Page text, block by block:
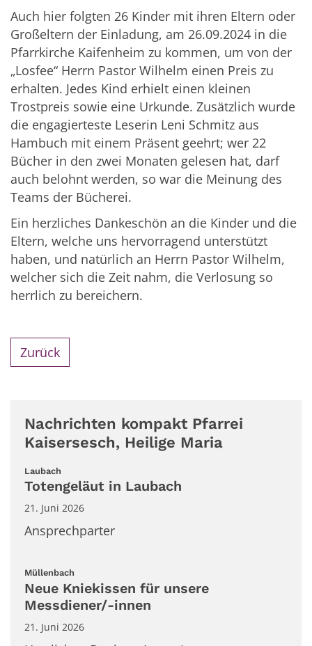
Auch hier folgten 26 Kinder mit ihren Eltern oder
Großeltern der Einladung, am 26.09.2024 in die
Pfarrkirche Kaifenheim zu kommen, um von der
„Losfee“ Herrn Pastor Wilhelm einen Preis zu
erhalten. Jedes Kind erhielt einen kleinen
Trostpreis sowie eine Urkunde. Zusätzlich wurde
die engagierteste Leserin Leni Schmitz aus
Hambuch mit einem Präsent geehrt; wer 22
Bücher in den zwei Monaten gelesen hat, darf
auch belohnt werden, so war die Meinung des
Teams der Bücherei.
Ein herzliches Dankeschön an die Kinder und die
Eltern, welche uns hervorragend unterstützt
haben, und natürlich an Herrn Pastor Wilhelm,
welcher sich die Zeit nahm, die Verlosung so
herrlich zu bereichern.
Zurück
Nachrichten kompakt Pfarrei
Kaisersesch, Heilige Maria
Laubach
Totengeläut in Laubach
21. Juni 2026
Ansprechparter
Müllenbach
Neue Kniekissen für unsere
Messdiener/-innen
21. Juni 2026